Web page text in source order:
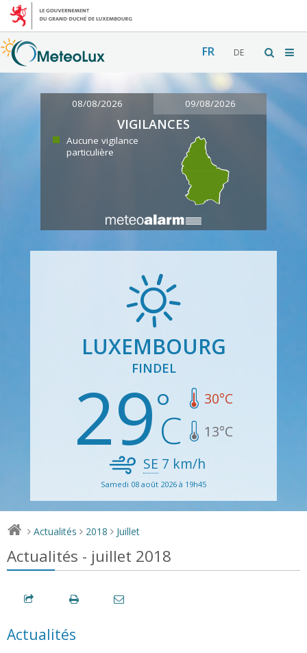
FR DE
08/08/2026 09/08/2026
VIGILANCES
Aucune vigilance
particulière
LUXEMBOURG
FINDEL
29 30°C
13°C
SE 7 km/h
Samedi 08 août 2026 à 19h45
> Actualités > 2018 > Juillet
Actualités - juillet 2018
Actualités